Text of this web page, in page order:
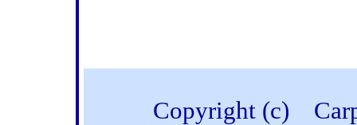
Copyright (c)